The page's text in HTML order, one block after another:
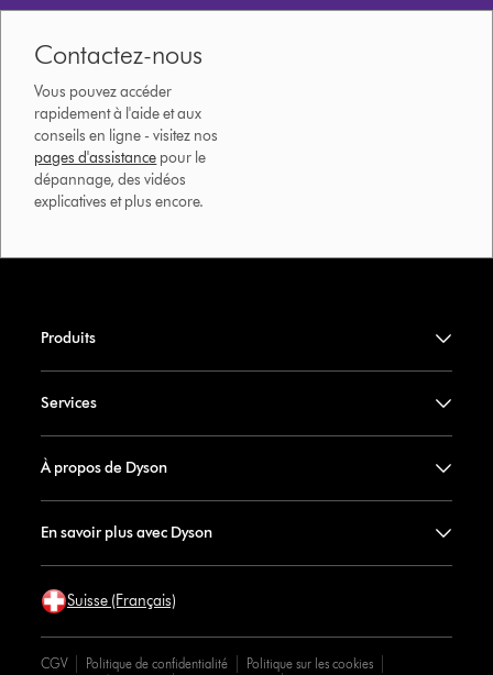
Contactez-nous
Vous pouvez accéder
rapidement à l'aide et aux
conseils en ligne - visitez nos
pages d'assistance pour le
dépannage, des vidéos
explicatives et plus encore.
Produits
Services
À propos de Dyson
En savoir plus avec Dyson
Suisse (Français)
CGV Politique de confidentialité
Politique sur les cookies